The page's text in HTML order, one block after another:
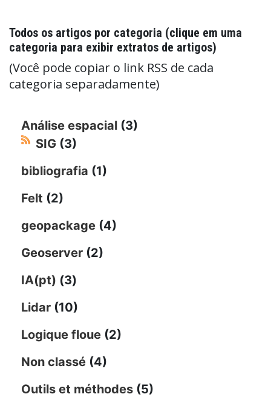
Todos os artigos por categoria (clique em uma
categoria para exibir extratos de artigos)
(Você pode copiar o link RSS de cada
categoria separadamente)
Análise espacial (3)
SIG (3)
bibliografia (1)
Felt (2)
geopackage (4)
Geoserver (2)
IA(pt) (3)
Lidar (10)
Logique floue (2)
Non classé (4)
Outils et méthodes (5)